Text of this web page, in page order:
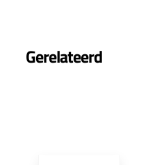
Gerelateerd